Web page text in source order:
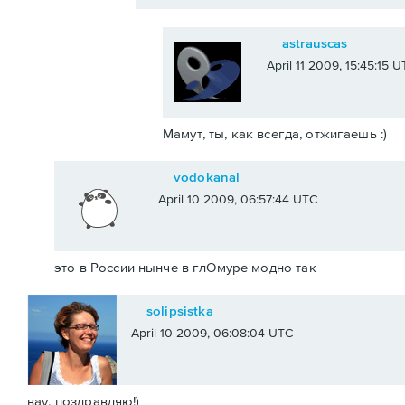
astrauscas
April 11 2009, 15:45:15
Мамут, ты, как всегда, отжигаешь :)
vodokanal
April 10 2009, 06:57:44 UTC
это в России нынче в глОмуре модно так
solipsistka
April 10 2009, 06:08:04 UTC
вау, поздравляю!)